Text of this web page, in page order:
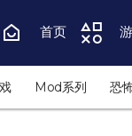
首页
Mod系列 恐